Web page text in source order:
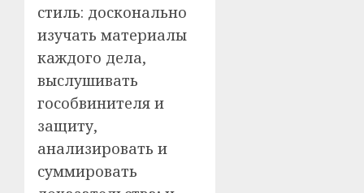
стиль: досконально
изучать материалы
каждого дела,
выслушивать
гособвинителя и
защиту,
анализировать и
суммировать